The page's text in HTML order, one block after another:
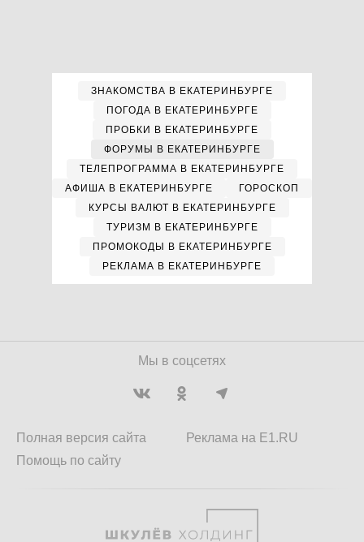
ЗНАКОМСТВА В ЕКАТЕРИНБУРГЕ
ПОГОДА В ЕКАТЕРИНБУРГЕ
ПРОБКИ В ЕКАТЕРИНБУРГЕ
ФОРУМЫ В ЕКАТЕРИНБУРГЕ
ТЕЛЕПРОГРАММА В ЕКАТЕРИНБУРГЕ
АФИША В ЕКАТЕРИНБУРГЕ
ГОРОСКОП
КУРСЫ ВАЛЮТ В ЕКАТЕРИНБУРГЕ
ТУРИЗМ В ЕКАТЕРИНБУРГЕ
ПРОМОКОДЫ В ЕКАТЕРИНБУРГЕ
РЕКЛАМА В ЕКАТЕРИНБУРГЕ
Мы в соцсетях
Полная версия сайта
Помощь по сайту
Реклама на E1.RU